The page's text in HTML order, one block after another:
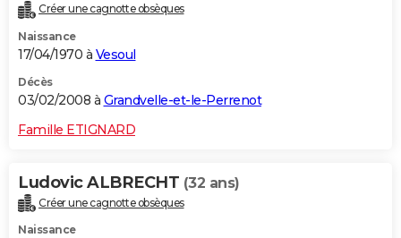
Créer une cagnotte obsèques
Naissance
17/04/1970 à Vesoul
Décès
03/02/2008 à Grandvelle-et-le-Perrenot
Famille ETIGNARD
Ludovic ALBRECHT (32 ans)
Créer une cagnotte obsèques
Naissance